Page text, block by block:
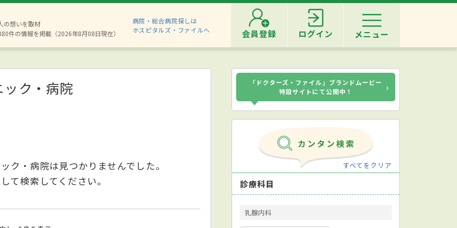
の想いを取材
件の情報を掲載（2026年8月08日現在）
病院・総合病院探しは
ホスピタルズ・ファイルへ
会員登録 ログイン メニュー
ク・病院
ク・病院は見つかりませんでした。
て検索してください。
「ドクターズ・ファイル」ブランドムービー
特設サイトにて公開中！
›
すべてをクリア
診療科目
乳腺内科